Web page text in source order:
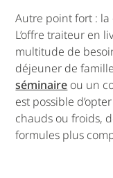
Autre point fort : la
L’offre traiteur en
multitude de
déjeuner de
séminaire ou un
est possible
chauds ou froids,
formules plus